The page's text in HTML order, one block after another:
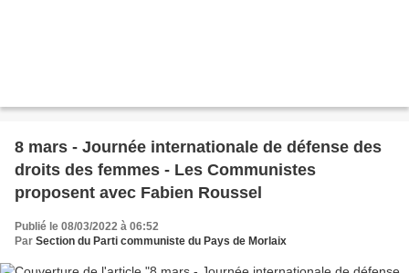
8 mars - Journée internationale de défense des
droits des femmes - Les Communistes
proposent avec Fabien Roussel
Publié le 08/03/2022 à 06:52
Par Section du Parti communiste du Pays de Morlaix